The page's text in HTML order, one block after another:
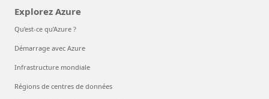
Explorez Azure
Qu’est-ce qu’Azure ?
Démarrage avec Azure
Infrastructure mondiale
Régions de centres de données